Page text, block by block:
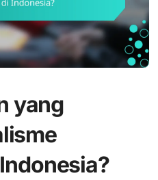
yang